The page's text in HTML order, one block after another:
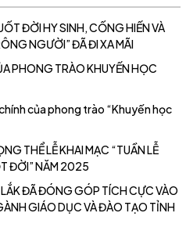
ĐỜI HY SINH, CỐNG HIẾN VÀ
NGƯỜI” ĐÃ ĐI XA MÃI
PHONG TRÀO KHUYẾN HỌC
của phong trào “Khuyến học
THỂ LỄ KHAI MẠC “TUẦN LỄ
ĐỜI” NĂM 2025
ĐÃ ĐÓNG GÓP TÍCH CỰC VÀO
GIÁO DỤC VÀ ĐÀO TẠO TỈNH